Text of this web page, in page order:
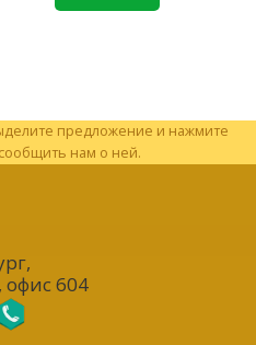
предложение и нажмите
нам о ней.
,
офис 604